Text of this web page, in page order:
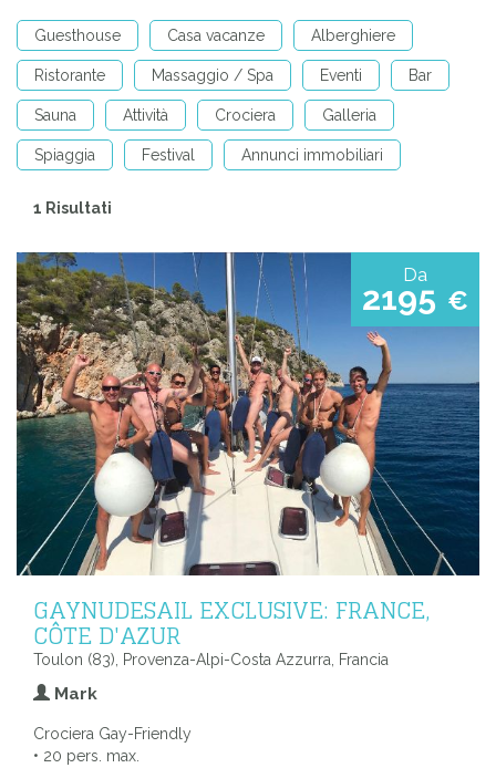
Guesthouse Casa vacanze Alberghiere
Ristorante Massaggio / Spa Eventi Bar
Sauna Attività Crociera Galleria
Spiaggia Festival Annunci immobiliari
1 Risultati
Da
2195 €
GAYNUDESAIL EXCLUSIVE: FRANCE,
CÔTE D'AZUR
Toulon (83), Provenza-Alpi-Costa Azzurra, Francia
Mark
Crociera Gay-Friendly
• 20 pers. max.